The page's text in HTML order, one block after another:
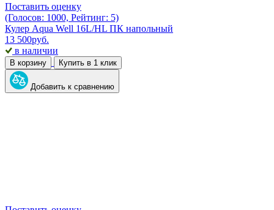
Поставить оценку
(Голосов: 1000, Рейтинг: 5)
Кулер Aqua Well 16L/HL ПК напольный
13 500руб.
в наличии
В корзину Купить в 1 клик
Добавить к сравнению